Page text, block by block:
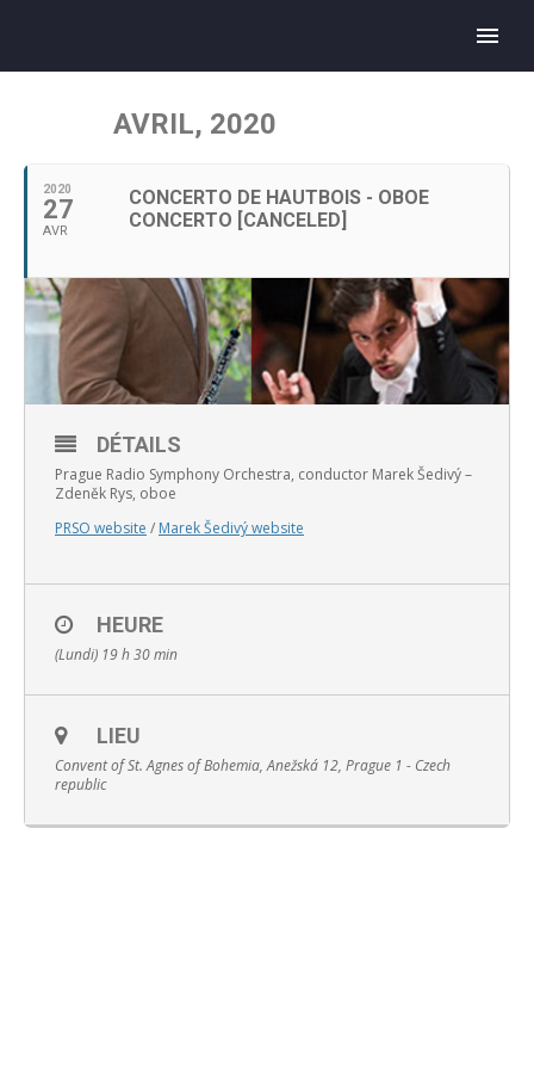
AVRIL, 2020
2020
27
AVR
CONCERTO DE HAUTBOIS - OBOE
CONCERTO [CANCELED]
DÉTAILS
Prague Radio Symphony Orchestra, conductor Marek Šedivý –
Zdeněk Rys, oboe
PRSO website / Marek Šedivý website
HEURE
(Lundi) 19 h 30 min
LIEU
Convent of St. Agnes of Bohemia, Anežská 12, Prague 1 - Czech
republic